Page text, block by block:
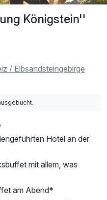
Königstein''
/ Elbsandsteingebirge
Hotel an der
mit allem, was
am Abend*